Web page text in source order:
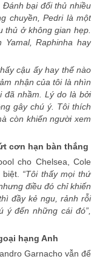
Đánh bại đối thủ nhiều
chuyền, Pedri là một
ở không gian hẹp.
Raphinha hay
cậu ấy hay thế nào
nhận của tôi là nhìn
đã nhầm. Lý do là bởi
gây chú ý. Tôi thích
còn khiến người xem
cơn hạn bàn thắng
cho Chelsea, Cole
“Tôi thấy mọi thứ
điều đó chỉ khiến
đầy kẻ ngu, rảnh rỗi
ý đến những cái đó”,
hạng Anh
Garnacho vẫn để